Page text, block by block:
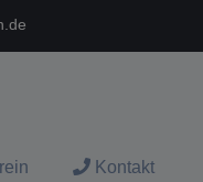
Kontakt